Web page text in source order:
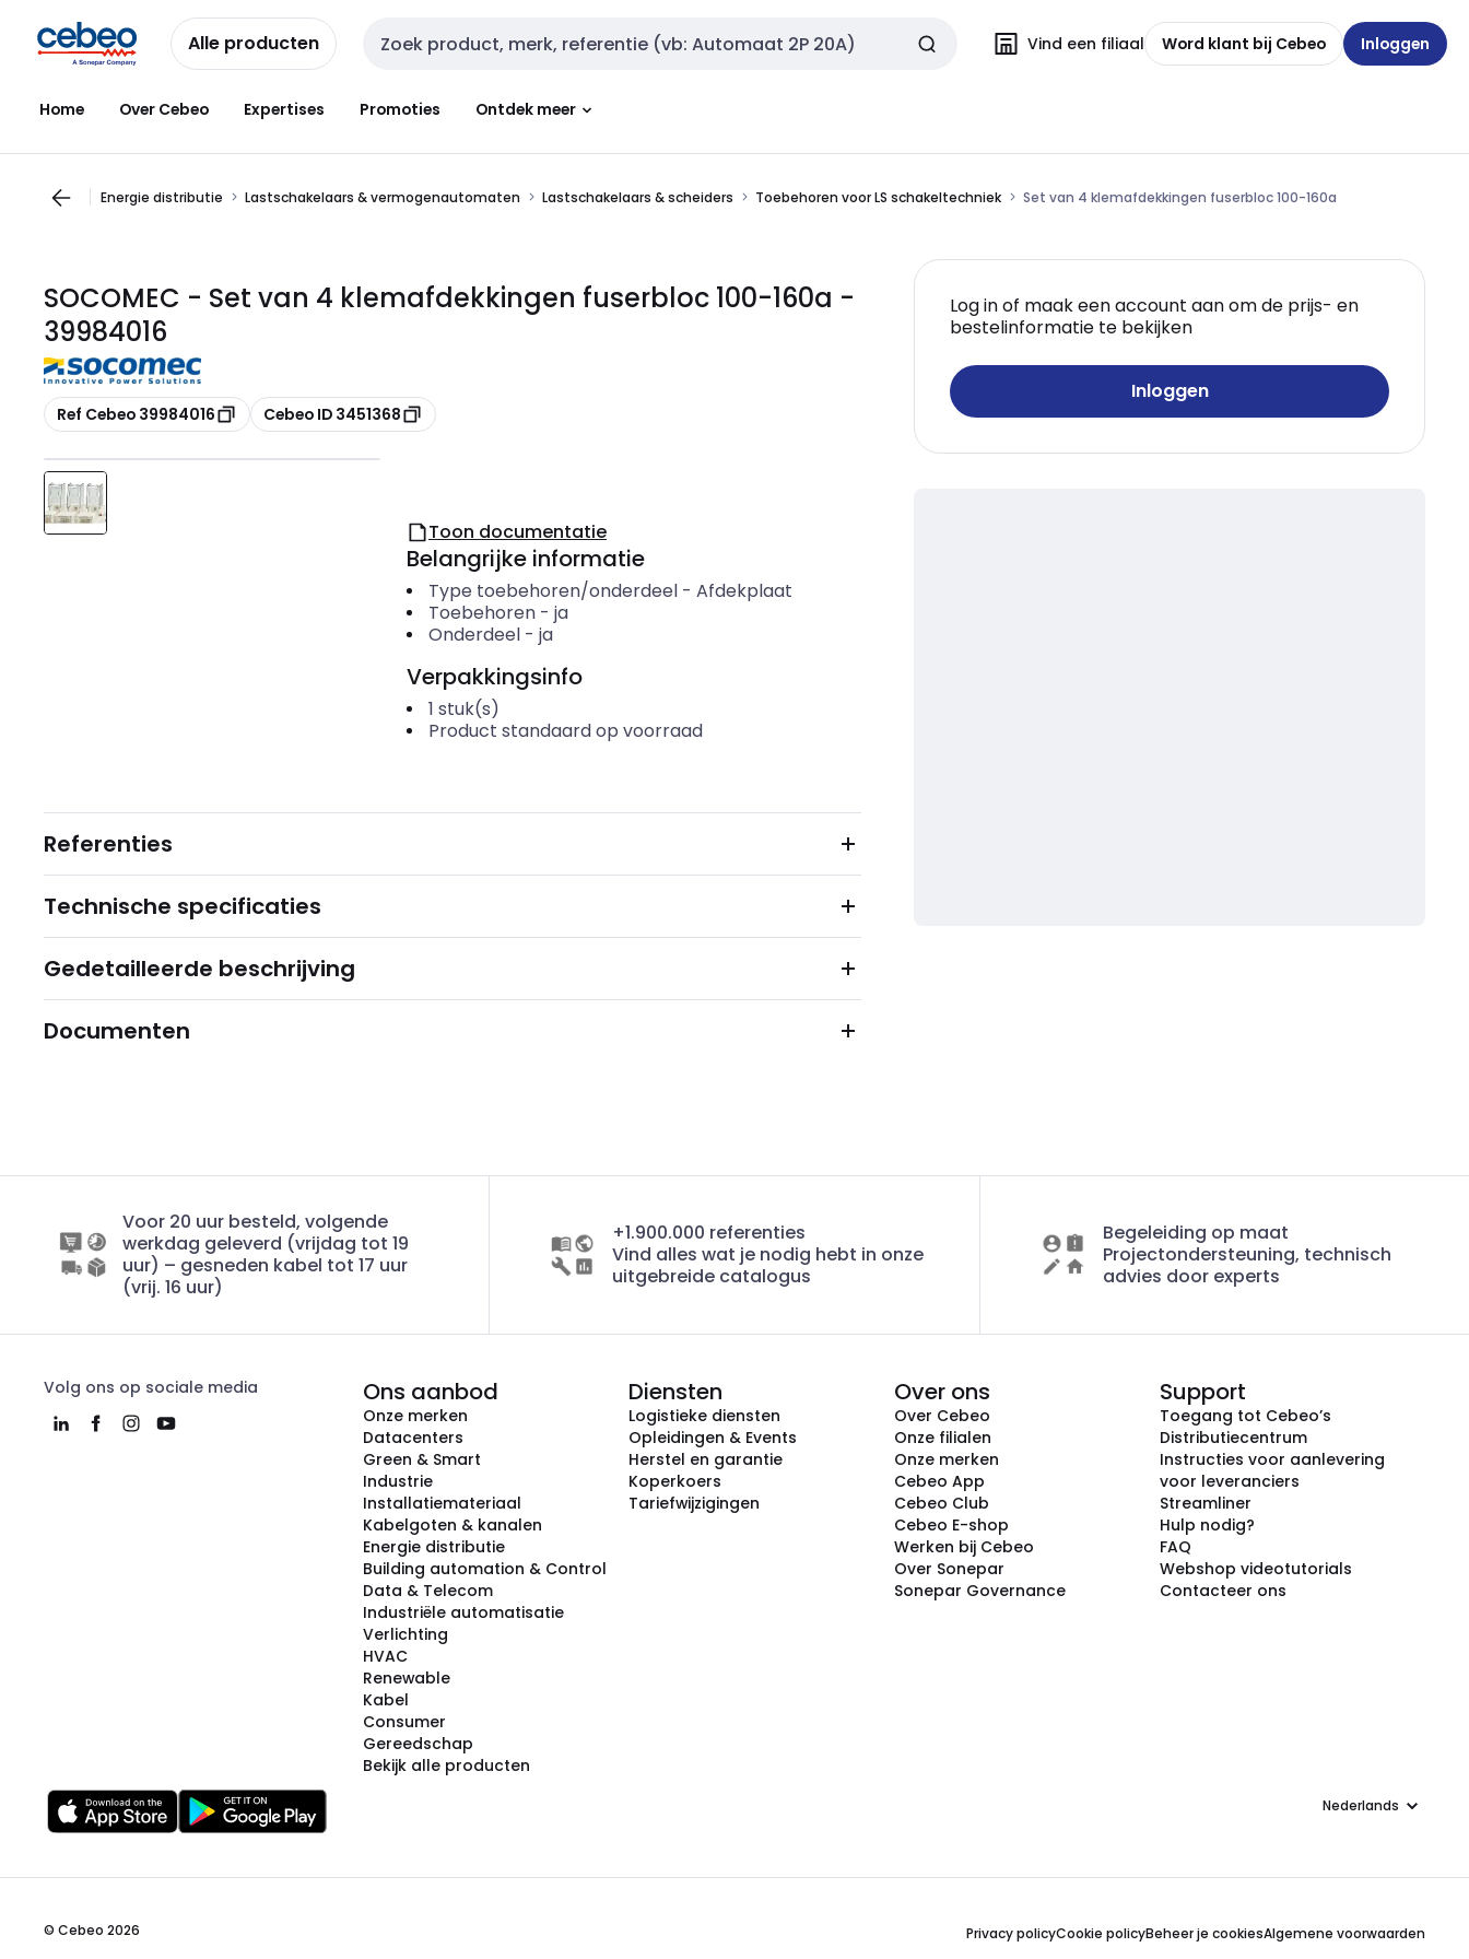
naar
navigatie
naar
inhoud
Alle producten Zoekveld invoer Vind een filiaal Word klant bij Cebeo Inloggen
Home Over Cebeo Expertises Promoties Ontdek meer
Energie distributie Lastschakelaars & vermogenautomaten Lastschakelaars & scheiders Toebehoren voor LS schakeltechniek Set van 4 klemafdekkingen fuserbloc 100-160a
SOCOMEC - Set van 4 klemafdekkingen fuserbloc 100-160a -
39984016
Kopiëren
Ref Cebeo 39984016 Kopiëren
Cebeo ID 3451368
Log in of maak een account aan om de prijs- en
bestelinformatie te bekijken
Inloggen
Toon documentatie
Belangrijke informatie
Type toebehoren/onderdeel- Afdekplaat
Toebehoren- ja
Onderdeel- ja
Verpakkingsinfo
1 stuk(s)
Product standaard op voorraad
Referenties
Technische specificaties
Gedetailleerde beschrijving
Documenten
Voor 20 uur besteld, volgende
werkdag geleverd (vrijdag tot 19
uur) – gesneden kabel tot 17 uur
(vrij. 16 uur)
+1.900.000 referenties
Vind alles wat je nodig hebt in onze
uitgebreide catalogus
Begeleiding op maat
Projectondersteuning, technisch
advies door experts
Volg ons op sociale media Ons aanbod
Onze merken
Datacenters
Green & Smart
Industrie
Installatiemateriaal
Kabelgoten & kanalen
Energie distributie
Building automation & Control
Data & Telecom
Industriële automatisatie
Verlichting
HVAC
Renewable
Kabel
Consumer
Gereedschap
Bekijk alle producten
Diensten
Logistieke diensten
Opleidingen & Events
Herstel en garantie
Koperkoers
Tariefwijzigingen
Over ons
Over Cebeo
Onze filialen
Onze merken
Cebeo App
Cebeo Club
Cebeo E-shop
Werken bij Cebeo
Over Sonepar
Sonepar Governance
Support
Toegang tot Cebeo’s
Distributiecentrum
Instructies voor aanlevering
voor leveranciers
Streamliner
Hulp nodig?
FAQ
Webshop videotutorials
Contacteer ons
Taal
© Cebeo 2026 Privacy policyCookie policyBeheer je cookiesAlgemene voorwaarden